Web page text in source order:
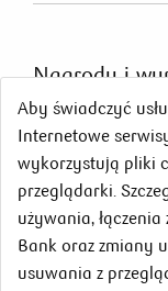
Aby świadczyć
Internetowe
wykorzystują pliki
przeglądarki.
używania,
Bank oraz zmiany
usuwania z
Nagrodyi